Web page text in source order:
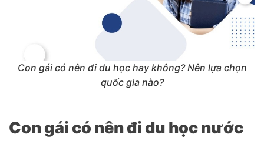
Con gái có nên đi du học hay không? Nên lựa chọn
quốc gia nào?
Con gái có nên đi du học nước